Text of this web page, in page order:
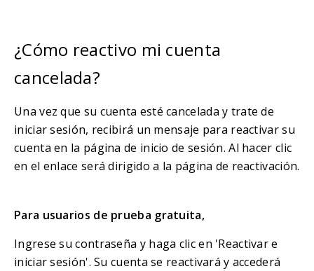
¿Cómo reactivo mi cuenta
cancelada?
Una vez que su cuenta esté cancelada y trate de
iniciar sesión, recibirá un mensaje para reactivar su
cuenta en la página de inicio de sesión. Al hacer clic
en el enlace será dirigido a la página de reactivación.
Para usuarios de prueba gratuita,
Ingrese su contraseña y haga clic en 'Reactivar e
iniciar sesión'. Su cuenta se reactivará y accederá